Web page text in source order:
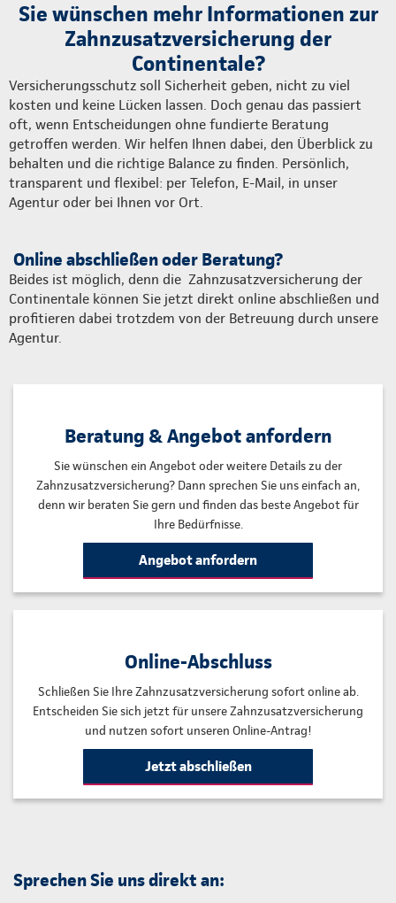
Sie wünschen mehr Informationen zur
Zahnzusatzversicherung der
Continentale?
Versicherungsschutz soll Sicherheit geben, nicht zu viel
kosten und keine Lücken lassen. Doch genau das passiert
oft, wenn Entscheidungen ohne fundierte Beratung
getroffen werden. Wir helfen Ihnen dabei, den Überblick zu
behalten und die richtige Balance zu finden. Persönlich,
transparent und flexibel: per Telefon, E-Mail, in unser
Agentur oder bei Ihnen vor Ort.
Online abschließen oder Beratung?
Beides ist möglich, denn die Zahnzusatzversicherung der
Continentale können Sie jetzt direkt online abschließen und
profitieren dabei trotzdem von der Betreuung durch unsere
Agentur.
Beratung & Angebot anfordern
Sie wünschen ein Angebot oder weitere Details zu der
Zahnzusatzversicherung? Dann sprechen Sie uns einfach an,
denn wir beraten Sie gern und finden das beste Angebot für
Ihre Bedürfnisse.
Angebot anfordern
Online-Abschluss
Schließen Sie Ihre Zahnzusatzversicherung sofort online ab.
Entscheiden Sie sich jetzt für unsere Zahnzusatzversicherung
und nutzen sofort unseren Online-Antrag!
Jetzt abschließen
Sprechen Sie uns direkt an: